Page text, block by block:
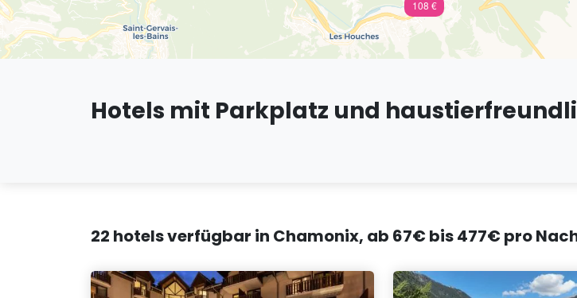
108 €
Hotels mit Parkplatz und
22 hotels verfügbar in Chamonix, ab 67€ bis 477€ pro